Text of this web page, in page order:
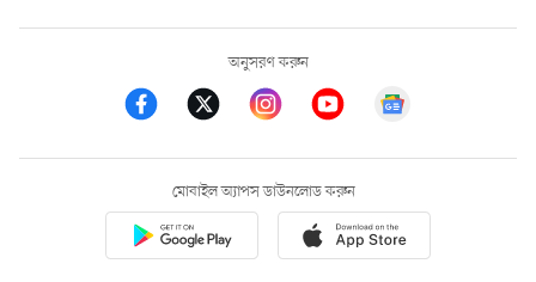
অনুসরণ করুন
মোবাইল অ্যাপস ডাউনলোড করুন